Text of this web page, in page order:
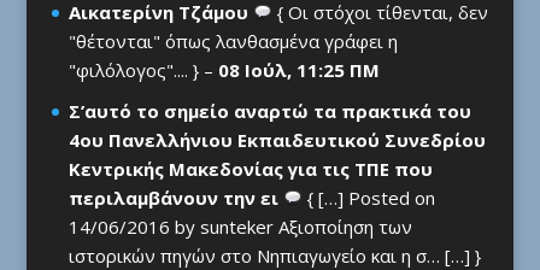
Αικατερίνη Τζάμου
{ Οι στόχοι τίθενται, δεν
"θέτονται" όπως λανθασμένα γράφει η
"φιλόλογος".... } – 08 Ιούλ, 11:25 ΠΜ
Σ’αυτό το σημείο αναρτώ τα πρακτικά του
4ου Πανελλήνιου Εκπαιδευτικού Συνεδρίου
Κεντρικής Μακεδονίας για τις ΤΠΕ που
περιλαμβάνουν την ει
{ […] Posted on
14/06/2016 by sunteker Αξιοποίηση των
ιστορικών πηγών στο Νηπιαγωγείο και η σ… […] }